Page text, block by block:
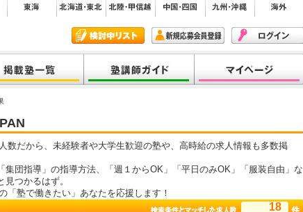
だから、未経験者や大学生歓迎の塾や、高時給の求人情報も多数掲
団指導」の指導方法、「週１からOK」「平日のみOK」「服装自由」な
つかるはず。
塾で働きたい」あなたを応援します！
18